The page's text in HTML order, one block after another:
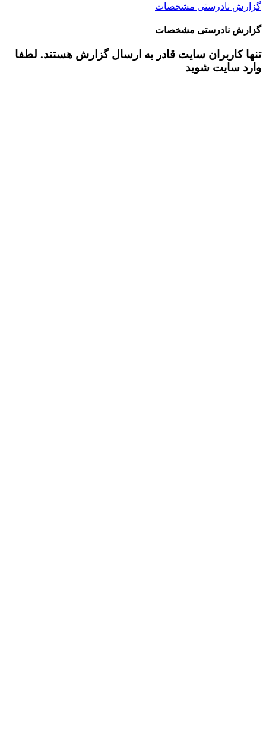
گزارش نادرستی مشخصات
گزارش نادرستی مشخصات
تنها کاربران سایت قادر به ارسال گزارش هستند. لطفا
وارد سایت شوید